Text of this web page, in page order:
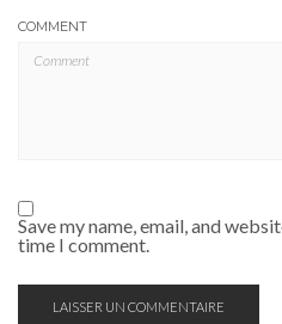
COMMENT
Save my name, email, and
time I comment.